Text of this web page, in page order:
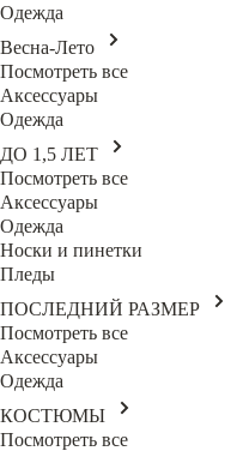
Одежда
Весна-Лето
Посмотреть все
Аксессуары
Одежда
ДО 1,5 ЛЕТ
Посмотреть все
Аксессуары
Одежда
Носки и пинетки
Пледы
ПОСЛЕДНИЙ РАЗМЕР
Посмотреть все
Аксессуары
Одежда
КОСТЮМЫ
Посмотреть все